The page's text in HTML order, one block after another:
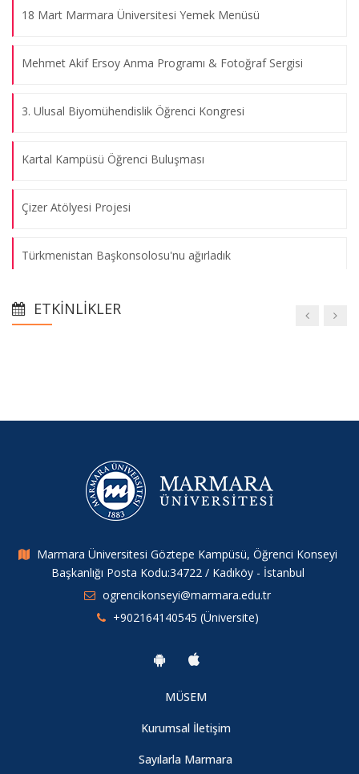
18 Mart Marmara Üniversitesi Yemek Menüsü
Mehmet Akif Ersoy Anma Programı & Fotoğraf Sergisi
3. Ulusal Biyomühendislik Öğrenci Kongresi
Kartal Kampüsü Öğrenci Buluşması
Çizer Atölyesi Projesi
Türkmenistan Başkonsolosu'nu ağırladık
"Toplumsal Cinsiyet Adaleti ve Kadına Şiddet" programı
Bediûzzaman Ve Gençlik Politikası
Engelsiz Sokak Eylemi
Marmara Konsey Gönüllüsü Başvuru Formu
İKİLEM - Tiyatro Gösterimi
ETKINLIKLER
Marmara Üniversitesi Göztepe Kampüsü, Öğrenci Konseyi
Başkanlığı Posta Kodu:34722 / Kadıköy - İstanbul
ogrencikonseyi@marmara.edu.tr
+902164140545 (Üniversite)
MÜSEM
Kurumsal İletişim
Sayılarla Marmara